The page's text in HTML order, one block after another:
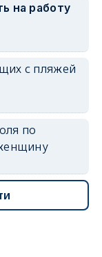
на работу
с пляжей
по